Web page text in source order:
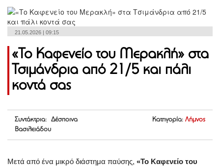
21.05.2026 | 09:15
«Το Καφενείο του Μερακλή» στα
Τσιμάνδρια από 21/5 και πάλι
κοντά σας
Συντάκτρια: Δέσποινα
Βασιλειάδου
Κατηγορία: Λήμνος
Μετά από ένα μικρό διάστημα παύσης, «Το Καφενείο του